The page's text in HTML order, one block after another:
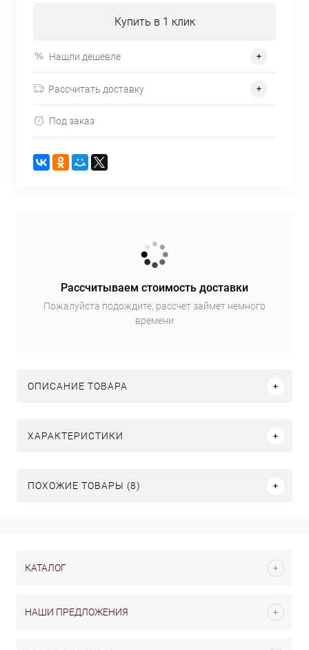
Купить в 1 клик
Нашли дешевле
Рассчитать доставку
Под заказ
Рассчитываем стоимость доставки
Пожалуйста подождите, рассчет займет немного
времени
ОПИСАНИЕ ТОВАРА
ХАРАКТЕРИСТИКИ
ПОХОЖИЕ ТОВАРЫ (8)
КАТАЛОГ
НАШИ ПРЕДЛОЖЕНИЯ